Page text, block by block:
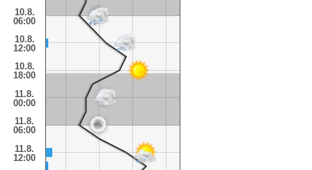
10.8.
06:00
10.8.
12:00
10.8.
18:00
11.8.
00:00
11.8.
06:00
11.8.
12:00